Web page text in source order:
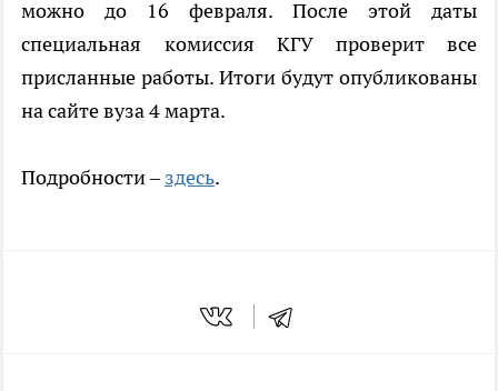
можно до 16 февраля. После этой даты
специальная комиссия КГУ проверит все
присланные работы. Итоги будут опубликованы
на сайте вуза 4 марта.
Подробности –здесь.